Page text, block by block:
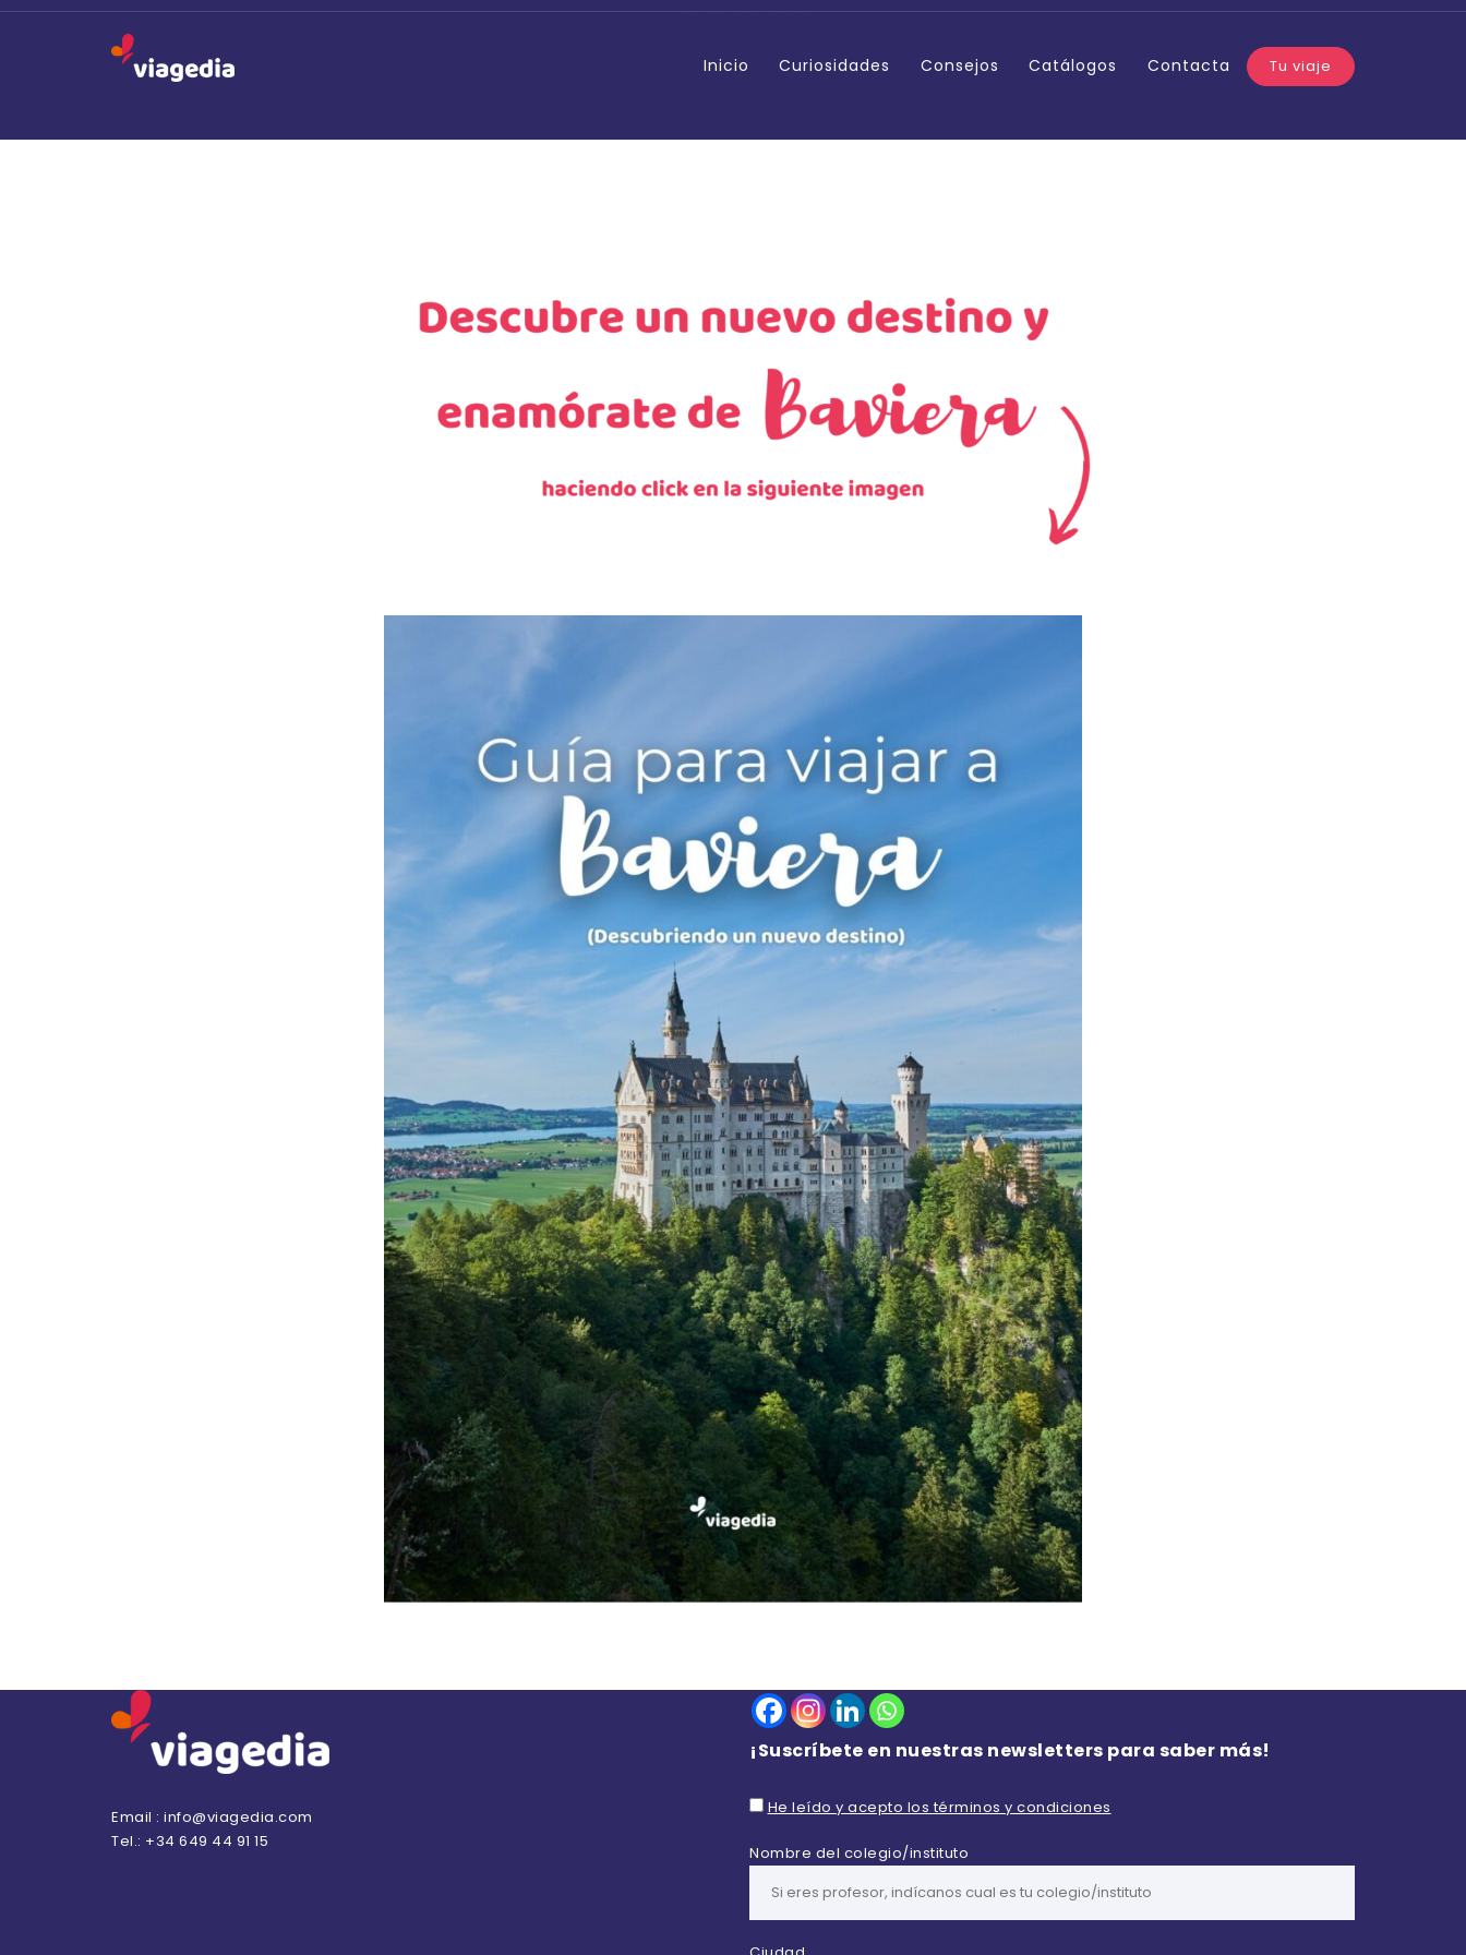
Inicio Curiosidades Consejos Catálogos Contacta Tu viaje
Targetes
Email : info@viagedia.com
Tel.: +34 649 44 91 15
¡Suscríbete en nuestras newsletters para saber más!
He leído y acepto los términos y condiciones
Nombre del colegio/instituto